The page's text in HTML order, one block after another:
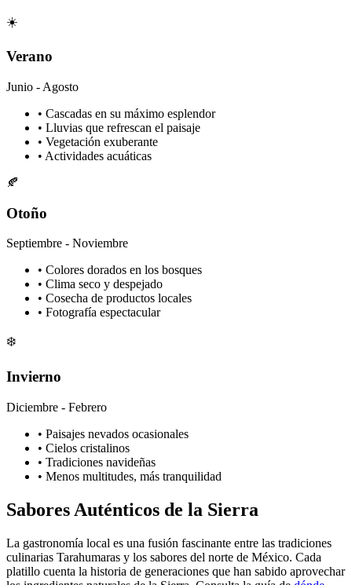
☀️
Verano
Junio - Agosto
• Cascadas en su máximo esplendor
• Lluvias que refrescan el paisaje
• Vegetación exuberante
• Actividades acuáticas
🍂
Otoño
Septiembre - Noviembre
• Colores dorados en los bosques
• Clima seco y despejado
• Cosecha de productos locales
• Fotografía espectacular
❄️
Invierno
Diciembre - Febrero
• Paisajes nevados ocasionales
• Cielos cristalinos
• Tradiciones navideñas
• Menos multitudes, más tranquilidad
Sabores Auténticos de la Sierra
La gastronomía local es una fusión fascinante entre las tradiciones
culinarias Tarahumaras y los sabores del norte de México. Cada
platillo cuenta la historia de generaciones que han sabido aprovechar